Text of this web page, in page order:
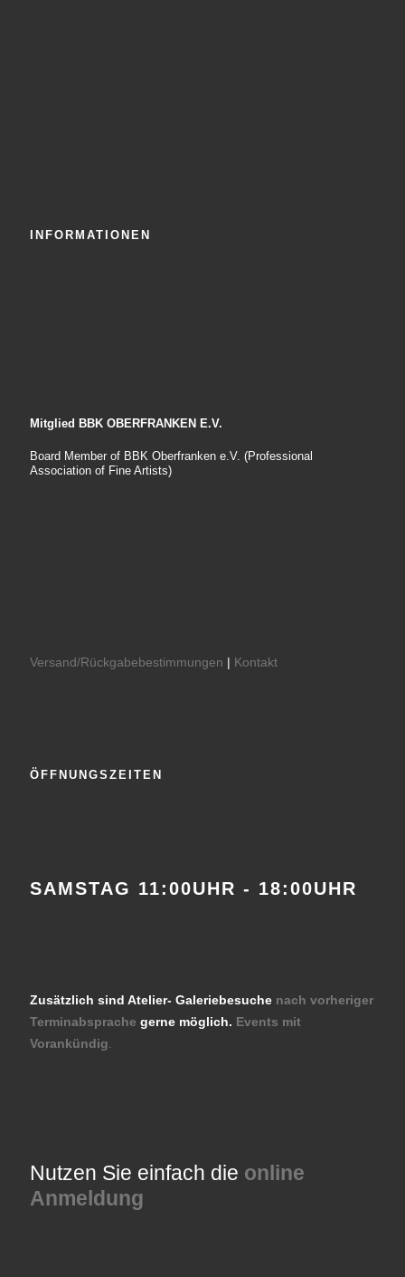
INFORMATIONEN
Mitglied BBK OBERFRANKEN E.V.
Board Member of BBK Oberfranken e.V. (Professional
Association of Fine Artists)
Versand/Rückgabebestimmungen | Kontakt
ÖFFNUNGSZEITEN
SAMSTAG 11:00UHR - 18:00UHR
Zusätzlich sind Atelier- Galeriebesuche nach vorheriger
Terminabsprache gerne möglich. Events mit
Vorankündig
Nutzen Sie einfach die online
Anmeldung